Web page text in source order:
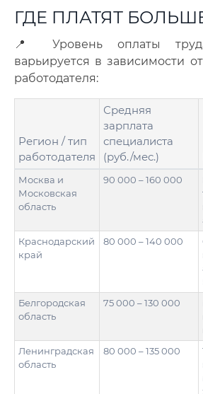
ГДЕ ПЛАТЯТ
📍 Уровень оплаты
варьируется в зависимости
работодателя:
Регион / тип
работодателя
Средняя
зарплата
специалиста
(руб./мес.)
Москва и
Московская
область
90 000 – 160 000
Краснодарский
край
80 000 – 140 000
Белгородская
область
75 000 – 130 000
Ленинградская
область
80 000 – 135 000